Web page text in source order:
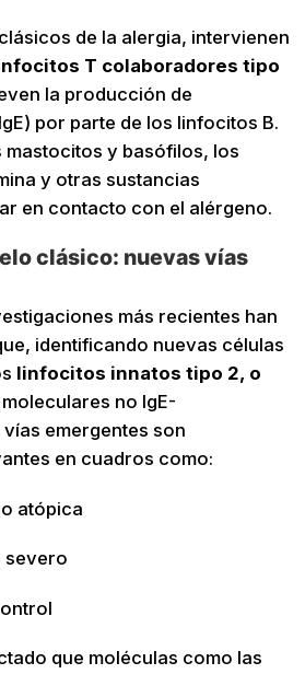
de la alergia, intervienen
T colaboradores tipo
la producción de
por parte de los linfocitos B.
mastocitos y basófilos, los
y otras sustancias
en contacto con el alérgeno.
clásico: nuevas vías
más recientes han
identificando nuevas células
linfocitos innatos tipo 2, o
no IgE-
emergentes son
en cuadros como:
atópica
severo
que moléculas como las